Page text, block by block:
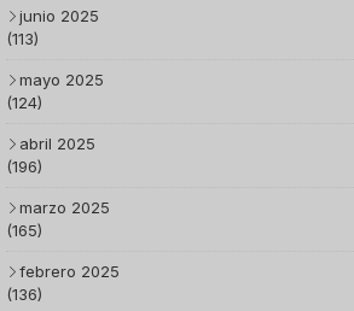
junio 2025
(113)
mayo 2025
(124)
abril 2025
(196)
marzo 2025
(165)
febrero 2025
(136)